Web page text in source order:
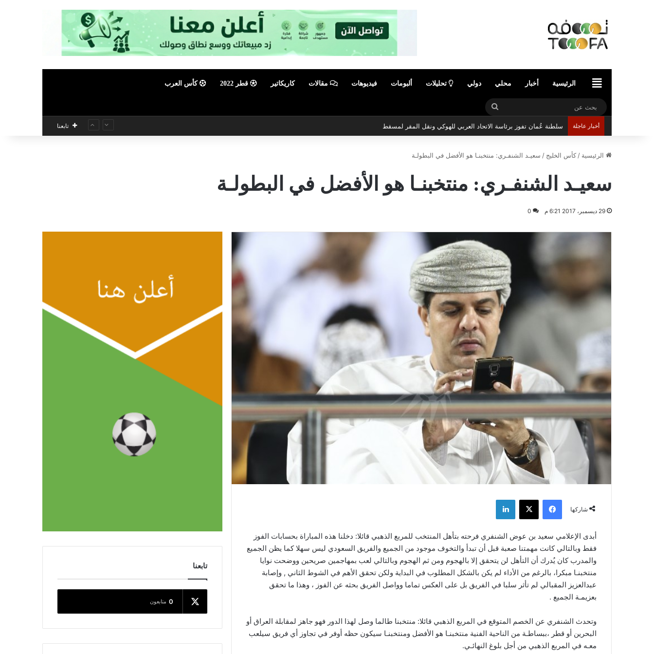
الرئيسيةالرئيسية أخبار محلي دولي تحليلات ألبومات فيديوهات مقالات كاريكاتير قطر 2022 كأس العرب
بحث
عن
أخبار عاجلة سلطنة عُمان تفوز برئاسة الاتحاد العربي للهوكي ونقل المقر لمسقط تابعنا
الرئيسية /كأس الخليج / سعيـد الشنفـري: منتخبنـا هو الأفضل في البطولـة
سعيـد الشنفـري: منتخبنـا هو الأفضل في البطولـة
29 ديسمبر، 2017 6:21 م 0
شاركها
فيسبوك ‫X لينكدإن
أبدى الإعلامي سعيد بن عوض الشنفري فرحته بتأهل المنتخب للمربع الذهبي قائلا: دخلنا هذه المباراة بحسابات الفوز
فقط وبالتالي كانت مهمتنا صعبة قبل أن تبدأ والتخوف موجود من الجميع والفريق السعودي ليس سهلا كما يظن الجميع
والمدرب كان يُدرك أن التأهل لن يتحقق إلا بالهجوم ومن ثم الهجوم وبالتالي لعب بمهاجمين صريحين ووضحت نوايا
منتخبنـا مبكرا، بالرغم من الأداء لم يكن بالشكل المطلوب في البداية ولكن تحقق الأهم في الشوط الثاني , وإصابة
عبدالعزيز المقبالي لم تأثر سلبا في الفريق بل على العكس تماما وواصل الفريق بحثه عن الفوز ، وهذا ما تحقق
بعزيمـة الجميع .
وتحدث الشنفري عن الخصم المتوقع في المربع الذهبي قائلا: منتخبنا طالما وصل لهذا الدور فهو جاهز لمقابلة العراق أو
البحرين أو قطر ،ببساطـة من الناحية الفنية منتخبنـا هو الأفضل ومنتخبنـا سيكون حظه أوفر في تجاوز أي فريق سيلعب
معـه في المربع الذهبي من أجل بلوغ النهائـي.
تابعنا
0 متابعون